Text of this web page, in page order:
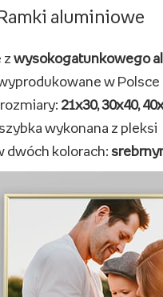
na zdjęcia
z naturalnego